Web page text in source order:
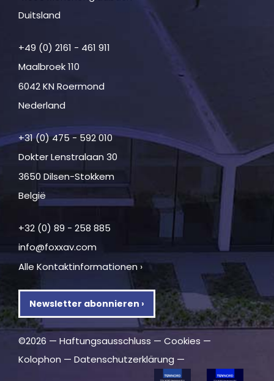
Duitsland
+49 (0) 2161 - 461 911
Maalbroek 110
6042 KN Roermond
Nederland
+31 (0) 475 - 592 010
Dokter Lenstralaan 30
3650 Dilsen-Stokkem
België
+32 (0) 89 - 258 885
info@foxxav.com
Alle Kontaktinformationen ›
Newsletter abonnieren ›
©2026 — Haftungsausschluss — Cookies —
Kolophon — Datenschutzerklärung —